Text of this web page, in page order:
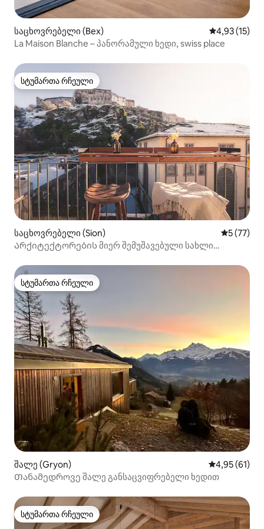
საცხოვრებელი (Bex) საშუალო
4,93 (15)
La Maison Blanche – პანორამული ხედი, swiss place
სტუმართა რჩეული
სტუმართა რჩეული
საცხოვრებელი (Sion) საშუალო
5 (77)
Არქიტექტორების მიერ შემუშავებული სახლი
სტუმართა რჩეული
სტუმართა რჩეული
შალე (Gryon) საშუალო
4,95 (61)
Თანამედროვე შალე განსაცვიფრებელი ხედით
სტუმართა რჩეული
სტუმართა რჩეული